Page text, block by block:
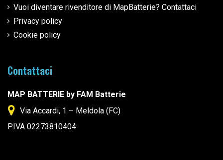
Vuoi diventare rivenditore di MapBatterie? Contattaci
Privacy policy
Cookie policy
Contattaci
MAP BATTERIE by FAM Batterie
Via Accardi, 1 – Meldola (FC)
P.IVA 02273810404